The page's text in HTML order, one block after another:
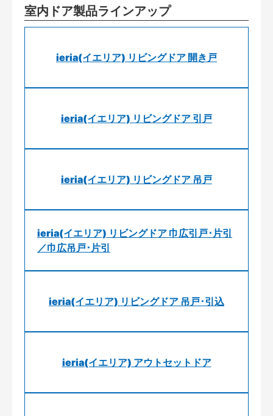
室内ドア製品ラインアップ
ieria(イエリア) リビングドア 開き戸
ieria(イエリア) リビングドア 引戸
ieria(イエリア) リビングドア 吊戸
ieria(イエリア) リビングドア 巾広引戸･片引
／巾広吊戸･片引
ieria(イエリア) リビングドア 吊戸･引込
ieria(イエリア) アウトセットドア